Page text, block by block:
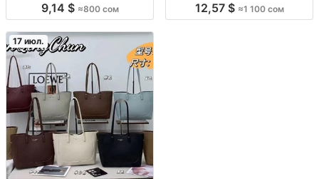
9,14 $ ≈800 сом
154»), цена 1100 с, поставки для
12,57 $ ≈1 100 сом
17 июл.